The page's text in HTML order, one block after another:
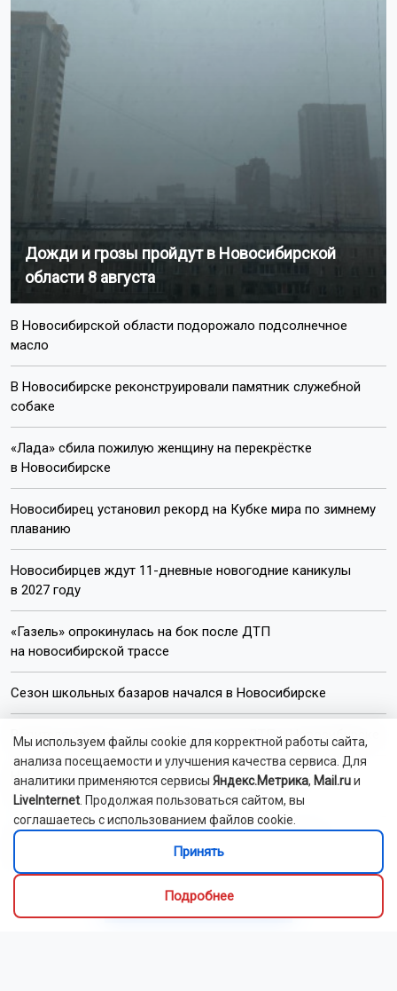
Дожди и грозы пройдут в Новосибирской
области 8 августа
В Новосибирской области подорожало подсолнечное
масло
В Новосибирске реконструировали памятник служебной
собаке
«Лада» сбила пожилую женщину на перекрёстке
в Новосибирске
Новосибирец установил рекорд на Кубке мира по зимнему
плаванию
Новосибирцев ждут 11-дневные новогодние каникулы
в 2027 году
«Газель» опрокинулась на бок после ДТП
на новосибирской трассе
Сезон школьных базаров начался в Новосибирске
Водителя зажало в легковушке после ДТП в Новосибирске
Новосибирские врачи прооперировали девочку
с многокомпонентным пороком сердца
Тысячи гостей собрались на День физкультурника
Читать все новости
Мы используем файлы cookie для корректной работы сайта,
анализа посещаемости и улучшения качества сервиса. Для
аналитики применяются сервисы Яндекс.Метрика, Mail.ruи
LiveInternet . Продолжая пользоваться сайтом, вы
соглашаетесь с использованием файлов cookie.
Принять
Подробнее